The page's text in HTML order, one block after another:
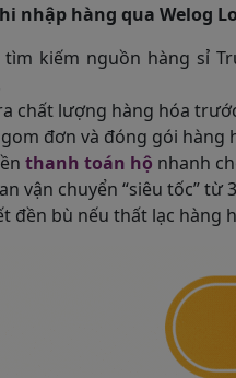
nhập hàng qua Welog
kiếm nguồn hàng sỉ
chất lượng hàng hóa
đơn và đóng gói hàng
thanh toán hộ nhanh
vận chuyển “siêu tốc” từ
đền bù nếu thất lạc hàng